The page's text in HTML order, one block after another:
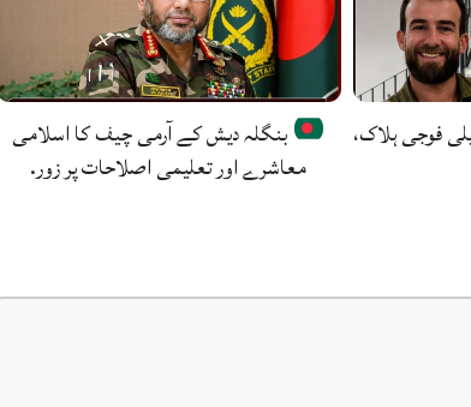
2 اسرائیلی فوجی ہلاک،
بنگلہ دیش کے آرمی چیف کا اسلامی
معاشرے اور تعلیمی اصلاحات پر زور.